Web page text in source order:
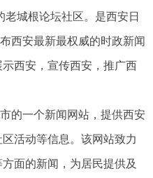
城根论坛社区。是西安日
西安最新最权威的时政新闻
西安，宣传西安，推广西
的一个新闻网站，提供西安
活动等信息。该网站致力
面的新闻，为居民提供及